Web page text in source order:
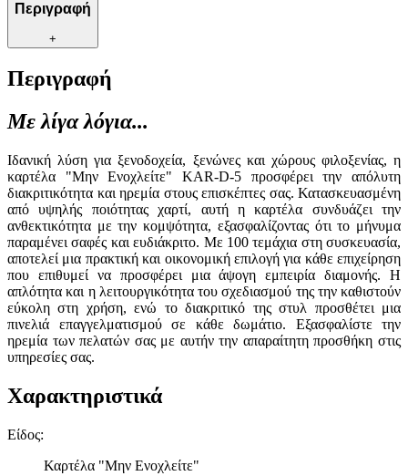
Περιγραφή
+
Περιγραφή
Με λίγα λόγια...
Ιδανική λύση για ξενοδοχεία, ξενώνες και χώρους φιλοξενίας, η
καρτέλα "Μην Ενοχλείτε" KAR-D-5 προσφέρει την απόλυτη
διακριτικότητα και ηρεμία στους επισκέπτες σας. Κατασκευασμένη
από υψηλής ποιότητας χαρτί, αυτή η καρτέλα συνδυάζει την
ανθεκτικότητα με την κομψότητα, εξασφαλίζοντας ότι το μήνυμα
παραμένει σαφές και ευδιάκριτο. Με 100 τεμάχια στη συσκευασία,
αποτελεί μια πρακτική και οικονομική επιλογή για κάθε επιχείρηση
που επιθυμεί να προσφέρει μια άψογη εμπειρία διαμονής. Η
απλότητα και η λειτουργικότητα του σχεδιασμού της την καθιστούν
εύκολη στη χρήση, ενώ το διακριτικό της στυλ προσθέτει μια
πινελιά επαγγελματισμού σε κάθε δωμάτιο. Εξασφαλίστε την
ηρεμία των πελατών σας με αυτήν την απαραίτητη προσθήκη στις
υπηρεσίες σας.
Χαρακτηριστικά
Είδος:
Καρτέλα "Μην Ενοχλείτε"